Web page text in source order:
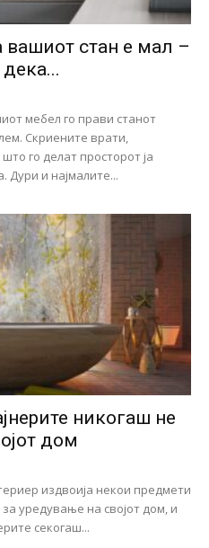
стан е мал –
мебел го прави станот
Скриените врати,
го делат просторот ја
Дури и најмалите...
никогаш не
дом
издвоија некои предмети
уредување на својот дом, и
секогаш...